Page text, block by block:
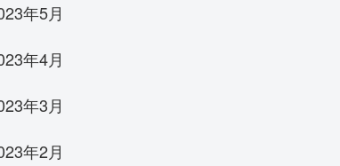
年5月
年4月
年3月
年2月